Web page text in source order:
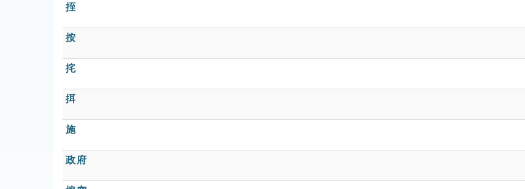
挃
按
挓
挕
施
政府